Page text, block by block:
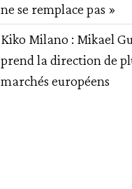
ne se remplace pas »
Kiko Milano : Mikael
prend la direction de
marchés européens